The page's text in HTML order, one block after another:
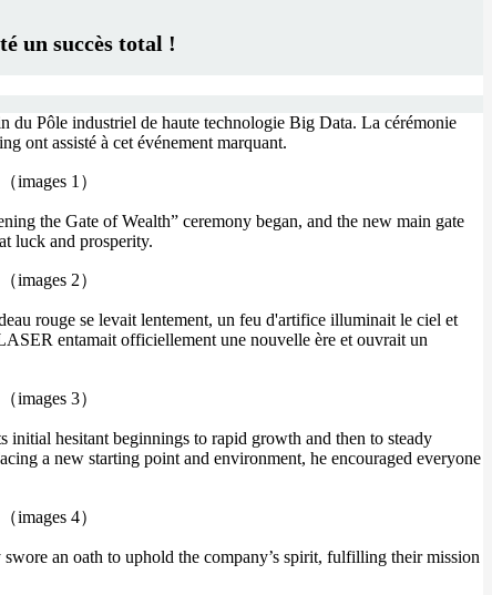
un succès total !
du Pôle industriel de haute technologie Big Data. La cérémonie
ont assisté à cet événement marquant.
the Gate of Wealth” ceremony began, and the new main gate
luck and prosperity.
rouge se levait lentement, un feu d'artifice illuminait le ciel et
entamait officiellement une nouvelle ère et ouvrait un
hesitant beginnings to rapid growth and then to steady
a new starting point and environment, he encouraged everyone
an oath to uphold the company’s spirit, fulfilling their mission